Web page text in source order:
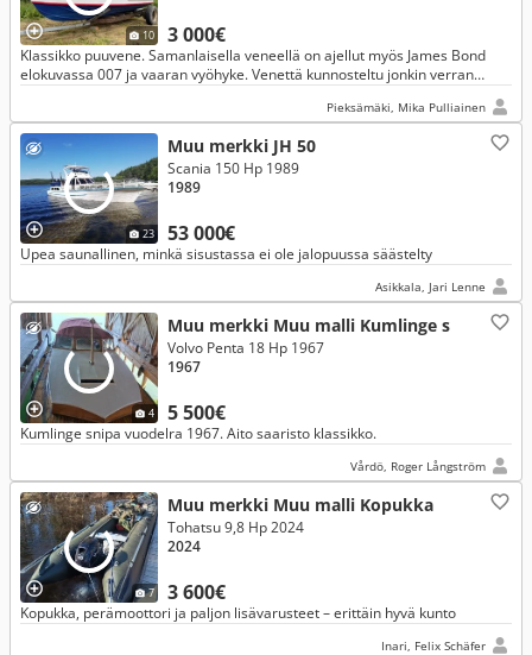
10 3 000€
Klassikko puuvene. Samanlaisella veneellä on ajellut myös James Bond
elokuvassa 007 ja vaaran vyöhyke. Venettä kunnosteltu jonkin verran
Pieksämäki, Mika Pulliainen
23
Muu merkki JH 50
53 000€
Scania 150 Hp 1989
1989
Upea saunallinen, minkä sisustassa ei ole jalopuussa säästelty
Asikkala, Jari Lenne
4
Muu merkki Muu malli Kumlinge s
5 500€
Volvo Penta 18 Hp 1967
1967
Kumlinge snipa vuodelra 1967. Aito saaristo klassikko.
Vårdö, Roger Långström
7
Muu merkki Muu malli Kopukka
3 600€
Tohatsu 9,8 Hp 2024
2024
Kopukka, perämoottori ja paljon lisävarusteet – erittäin hyvä kunto
Inari, Felix Schäfer